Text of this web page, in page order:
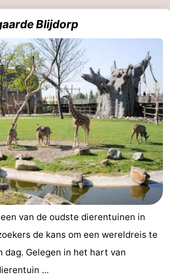
Blijdorp
van de oudste dierentuinen in
de kans om een wereldreis te
dag. Gelegen in het hart van
...